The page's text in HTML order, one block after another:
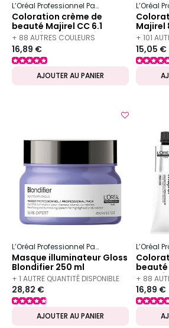
L’Oréal Professionnel Paris
Coloration crème de
beauté Majirel CC 6.1
blond foncé cendré
+ 88 AUTRES COULEURS
DISPONIBLES
16,89 €
AJOUTER AU PANIER
Majirel
cendré
+ 101
15,05 €
L’Oréal Professionnel Paris Serie Expert
Masque illuminateur Gloss
Blondifier 250 ml
+ 1 AUTRE QUANTITÉ DISPONIBLE
28,82 €
AJOUTER AU PANIER
beauté
+ 88
16,89 €